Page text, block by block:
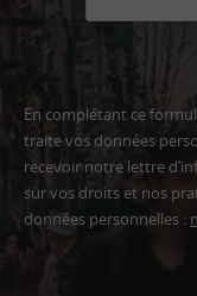
En complétant ce
traite vos données
recevoir notre lettre
sur vos droits et nos
données personnelles :